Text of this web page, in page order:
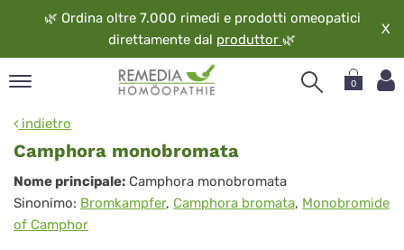
🌿 Ordina oltre 7.000 rimedi e prodotti omeopatici
direttamente dal produttor 🌿
X
0
indietro
Camphora monobromata
Camphora
monobromata
Nome principale: Camphora monobromata
Sinonimo: Bromkampfer, Camphora bromata, Monobromide
of Camphor